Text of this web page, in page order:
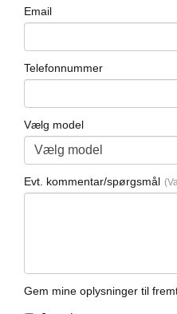
Email
Telefonnummer
Vælg model
Evt. kommentar/spørgsmål
Gem mine oplysninger til